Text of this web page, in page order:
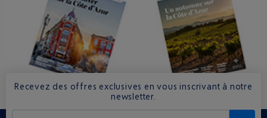
Recevez des offres exclusives en vous inscrivant à notre
newsletter.